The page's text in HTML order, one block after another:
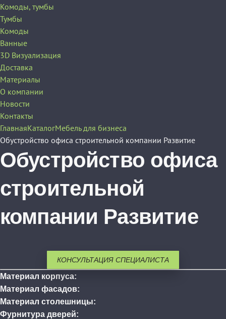
Комоды, тумбы
Тумбы
Комоды
Ванные
3D Визуализация
Доставка
Материалы
О компании
Новости
Контакты
ГлавнаяКаталогМебель для бизнеса
Обустройство офиса строительной компании Развитие
Обустройство офиса
строительной
компании Развитие
КОНСУЛЬТАЦИЯ СПЕЦИАЛИСТА
Материал корпуса:
Материал фасадов:
Материал столешницы:
Фурнитура дверей: